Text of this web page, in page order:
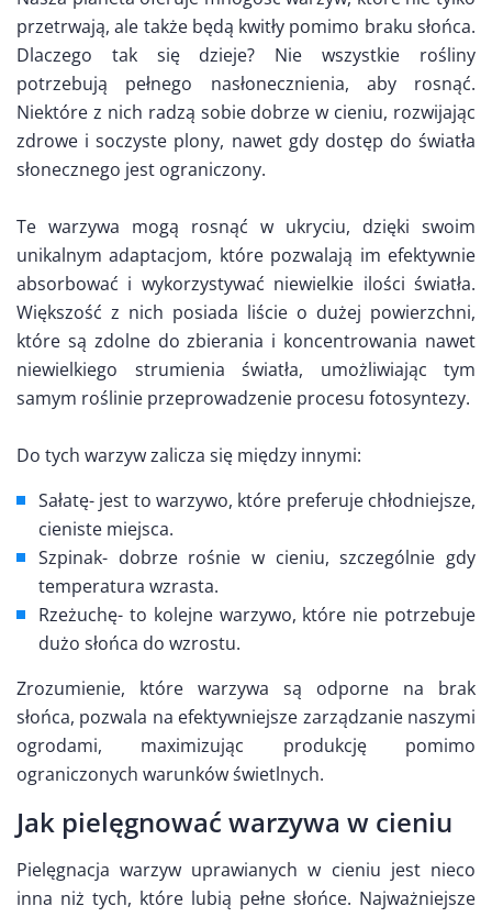
przetrwają, ale także będą kwitły pomimo braku słońca.
Dlaczego tak się dzieje? Nie wszystkie rośliny
potrzebują pełnego nasłonecznienia, aby rosnąć.
Niektóre z nich radzą sobie dobrze w cieniu, rozwijając
zdrowe i soczyste plony, nawet gdy dostęp do światła
słonecznego jest ograniczony.
Te warzywa mogą rosnąć w ukryciu, dzięki swoim
unikalnym adaptacjom, które pozwalają im efektywnie
absorbować i wykorzystywać niewielkie ilości światła.
Większość z nich posiada liście o dużej powierzchni,
które są zdolne do zbierania i koncentrowania nawet
niewielkiego strumienia światła, umożliwiając tym
samym roślinie przeprowadzenie procesu fotosyntezy.
Do tych warzyw zalicza się między innymi:
Sałatę- jest to warzywo, które preferuje chłodniejsze,
cieniste miejsca.
Szpinak- dobrze rośnie w cieniu, szczególnie gdy
temperatura wzrasta.
Rzeżuchę- to kolejne warzywo, które nie potrzebuje
dużo słońca do wzrostu.
Zrozumienie, które warzywa są odporne na brak
słońca, pozwala na efektywniejsze zarządzanie naszymi
ogrodami, maximizując produkcję pomimo
ograniczonych warunków świetlnych.
Jak pielęgnować warzywa w cieniu
Pielęgnacja warzyw uprawianych w cieniu jest nieco
inna niż tych, które lubią pełne słońce. Najważniejsze